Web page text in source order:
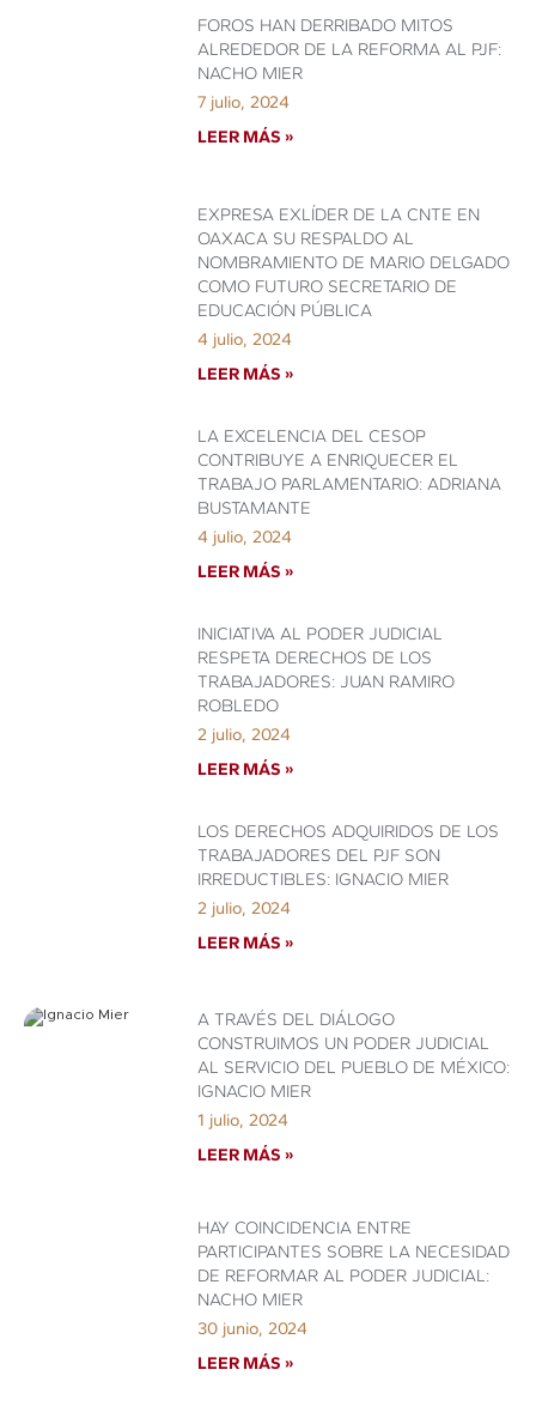
FOROS HAN DERRIBADO MITOS
ALREDEDOR DE LA REFORMA AL PJF:
NACHO MIER
7 julio, 2024
LEER MÁS »
EXPRESA EXLÍDER DE LA CNTE EN
OAXACA SU RESPALDO AL
NOMBRAMIENTO DE MARIO DELGADO
COMO FUTURO SECRETARIO DE
EDUCACIÓN PÚBLICA
4 julio, 2024
LEER MÁS »
LA EXCELENCIA DEL CESOP
CONTRIBUYE A ENRIQUECER EL
TRABAJO PARLAMENTARIO: ADRIANA
BUSTAMANTE
4 julio, 2024
LEER MÁS »
INICIATIVA AL PODER JUDICIAL
RESPETA DERECHOS DE LOS
TRABAJADORES: JUAN RAMIRO
ROBLEDO
2 julio, 2024
LEER MÁS »
LOS DERECHOS ADQUIRIDOS DE LOS
TRABAJADORES DEL PJF SON
IRREDUCTIBLES: IGNACIO MIER
2 julio, 2024
LEER MÁS »
A TRAVÉS DEL DIÁLOGO
CONSTRUIMOS UN PODER JUDICIAL
AL SERVICIO DEL PUEBLO DE MÉXICO:
IGNACIO MIER
1 julio, 2024
LEER MÁS »
HAY COINCIDENCIA ENTRE
PARTICIPANTES SOBRE LA NECESIDAD
DE REFORMAR AL PODER JUDICIAL:
NACHO MIER
30 junio, 2024
LEER MÁS »